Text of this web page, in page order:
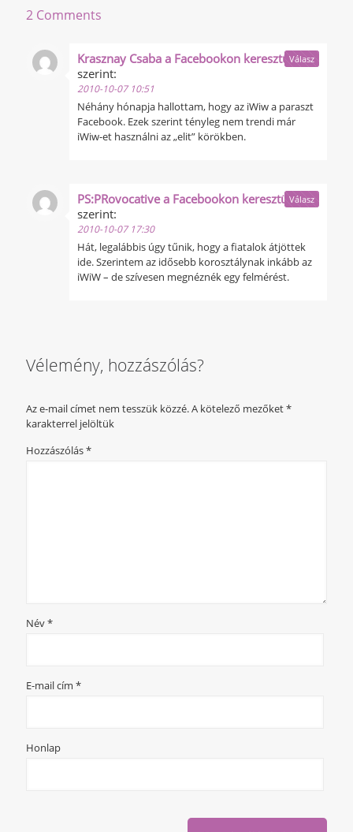
2 Comments
Krasznay Csaba a Facebookon keresztül
szerint:
2010-10-07 10:51
Néhány hónapja hallottam, hogy az iWiw a paraszt
Facebook. Ezek szerint tényleg nem trendi már
iWiw-et használni az „elit” körökben.
Válasz
PS:PRovocative a Facebookon keresztül
szerint:
2010-10-07 17:30
Hát, legalábbis úgy tűnik, hogy a fiatalok átjöttek
ide. Szerintem az idősebb korosztálynak inkább az
iWiW – de szívesen megnéznék egy felmérést.
Válasz
Vélemény, hozzászólás?
Az e-mail címet nem tesszük közzé.A kötelező mezőket*
karakterrel jelöltük
Hozzászólás*
Név*
E-mail cím *
Honlap